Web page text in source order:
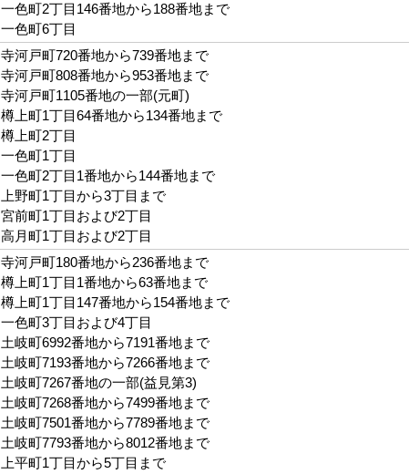
一色町2丁目146番地から188番地まで
一色町6丁目
寺河戸町720番地から739番地まで
寺河戸町808番地から953番地まで
寺河戸町1105番地の一部(元町)
樽上町1丁目64番地から134番地まで
樽上町2丁目
一色町1丁目
一色町2丁目1番地から144番地まで
上野町1丁目から3丁目まで
宮前町1丁目および2丁目
高月町1丁目および2丁目
寺河戸町180番地から236番地まで
樽上町1丁目1番地から63番地まで
樽上町1丁目147番地から154番地まで
一色町3丁目および4丁目
土岐町6992番地から7191番地まで
土岐町7193番地から7266番地まで
土岐町7267番地の一部(益見第3)
土岐町7268番地から7499番地まで
土岐町7501番地から7789番地まで
土岐町7793番地から8012番地まで
上平町1丁目から5丁目まで